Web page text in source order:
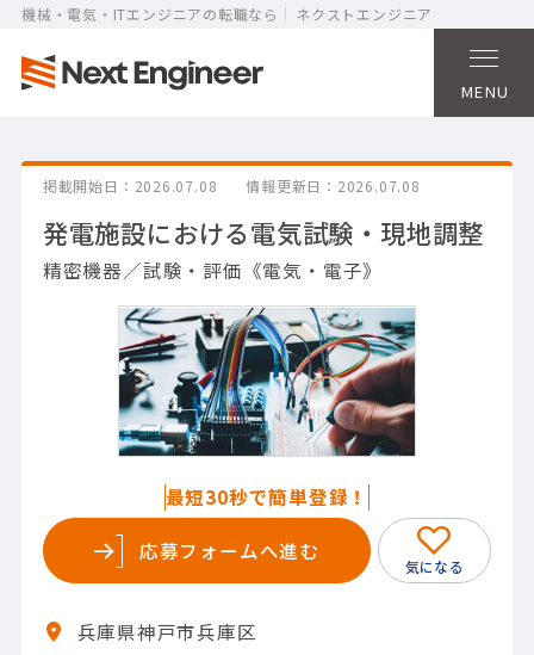
機械・電気・ITエンジニアの転職なら ネクストエンジニア
MENU
掲載開始日 2026.07.08 情報更新日 2026.07.08
発電施設における電気試験・現地調整
精密機器／試験・評価《電気・電子》
最短30秒で簡単登録！
応募フォームへ進む
兵庫県神戸市兵庫区